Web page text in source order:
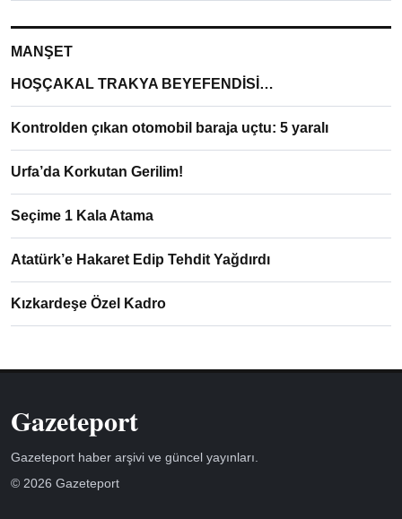
MANŞET
HOŞÇAKAL TRAKYA BEYEFENDİSİ…
Kontrolden çıkan otomobil baraja uçtu: 5 yaralı
Urfa’da Korkutan Gerilim!
Seçime 1 Kala Atama
Atatürk’e Hakaret Edip Tehdit Yağdırdı
Kızkardeşe Özel Kadro
Gazeteport
Gazeteport haber arşivi ve güncel yayınları.
© 2026 Gazeteport